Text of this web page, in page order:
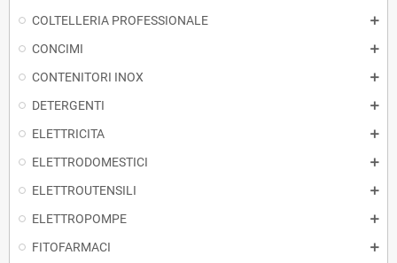
COLTELLERIA PROFESSIONALE
CONCIMI
CONTENITORI INOX
DETERGENTI
ELETTRICITA
ELETTRODOMESTICI
ELETTROUTENSILI
ELETTROPOMPE
FITOFARMACI